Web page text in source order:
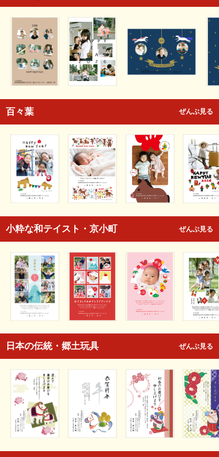
百々葉 ぜんぶ見る
小粋な和テイスト・京小町 ぜんぶ見る
日本の伝統・郷土玩具 ぜんぶ見る